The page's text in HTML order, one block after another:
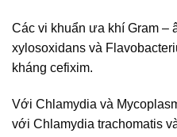
Các vi khuẩn ưa khí Gram –
xylosoxidans và
kháng cefixim.
Với Chlamydia và
với Chlamydia trachomatis